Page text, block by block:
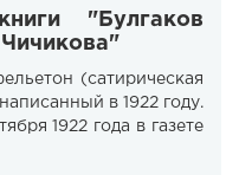
"Булгаков
(сатирическая
в 1922 году.
1922 года в газете